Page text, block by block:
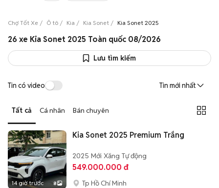
Chợ Tốt Xe Ô tô Kia Kia Sonet Kia Sonet 2025
26 xe Kia Sonet 2025 Toàn quốc 08/2026
Lưu tìm kiếm
Tin có video Tin mới nhất
Tất cả Cá nhân Bán chuyên
14 giờ trước 8
Kia Sonet 2025 Premium Trắng
2025 Mới Xăng Tự động
549.000.000 đ
Tp Hồ Chí Minh